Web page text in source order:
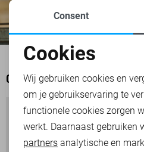
OOK HET BEKIJKEN WAARD
Noodzakelijke cookies
Personalisatie cookies
Analytische cookies
Consent
Cookies
Wij gebruiken cookies en
om je gebruikservaring te
functionele cookies zorgen
werkt. Daarnaast gebruiken
partners analytische en